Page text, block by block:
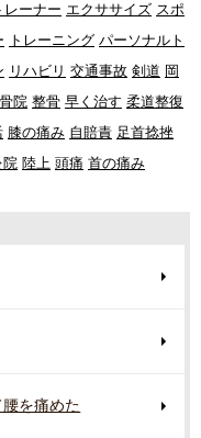
レーナー エクササイズ スポ
トレーニング パーソナルト
リハビリ 交通事故 剣道 岡
院 整骨 早く治す 柔道整復
膝の痛み 自賠責 足首捻挫
院 陸上 頭痛 首の痛み
を痛めた